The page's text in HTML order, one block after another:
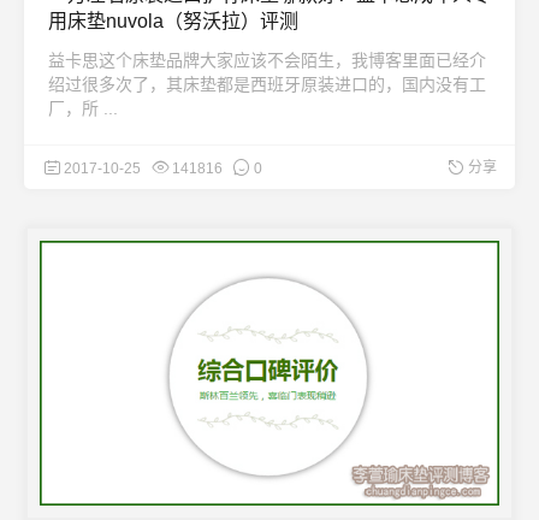
用床垫nuvola（努沃拉）评测
益卡思这个床垫品牌大家应该不会陌生，我博客里面已经介
绍过很多次了，其床垫都是西班牙原装进口的，国内没有工
厂，所 ...
2017-10-25 141816 0 分享